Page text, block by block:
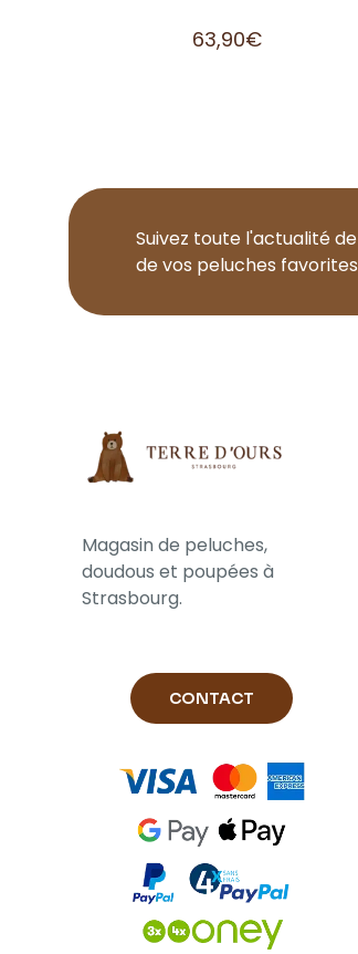
63,90€
Suivez toute l'actualité de
de vos peluches favorites
Magasin de peluches,
doudous et poupées à
Strasbourg.
CONTACT